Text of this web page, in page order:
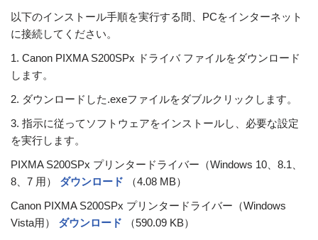
以下のインストール手順を実行する間、PCをインターネット
に接続してください。
1. Canon PIXMA S200SPx ドライバ ファイルをダウンロード
します。
2. ダウンロードした.exeファイルをダブルクリックします。
3. 指示に従ってソフトウェアをインストールし、必要な設定
を実行します。
PIXMA S200SPx プリンタードライバー（Windows 10、8.1、
8、7 用） ダウンロード
（4.08 MB）
Canon PIXMA S200SPx プリンタードライバー（Windows
Vista用） ダウンロード
（590.09 KB）